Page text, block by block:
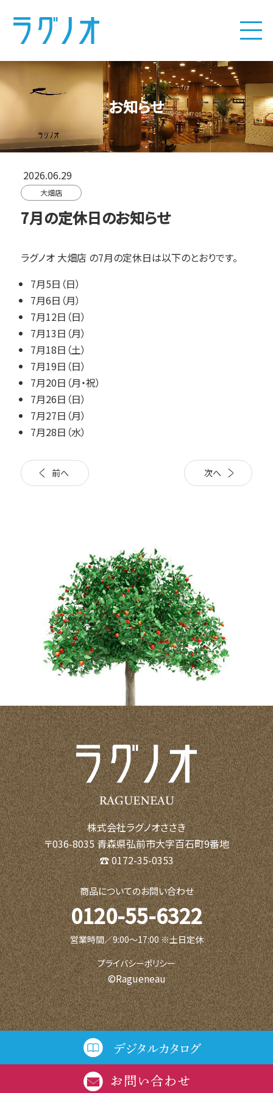
お知らせ
2026.06.29
大畑店
7月の定休日のお知らせ
ラグノオ 大畑店 の7月の定休日は以下のとおりです。
7月5日（日）
7月6日（月）
7月12日（日）
7月13日（月）
7月18日（土）
7月19日（日）
7月20日（月・祝）
7月26日（日）
7月27日（月）
7月28日（水）
前へ 次へ
株式会社ラグノオささき
〒036-8035 青森県弘前市大字百石町9番地
☎ 0172-35-0353
商品についてのお問い合わせ
0120-55-6322
営業時間／9:00〜17:00 ※土日定休
プライバシーポリシー
©Ragueneau